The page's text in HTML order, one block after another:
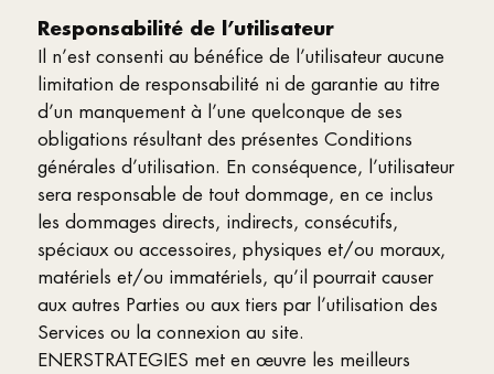
Responsabilité de l’utilisateur
Il n’est consenti au bénéfice de l’utilisateur aucune
limitation de responsabilité ni de garantie au titre
d’un manquement à l’une quelconque de ses
obligations résultant des présentes Conditions
générales d’utilisation. En conséquence, l’utilisateur
sera responsable de tout dommage, en ce inclus
les dommages directs, indirects, consécutifs,
spéciaux ou accessoires, physiques et/ou moraux,
matériels et/ou immatériels, qu’il pourrait causer
aux autres Parties ou aux tiers par l’utilisation des
Services ou la connexion au site.
ENERSTRATEGIES met en œuvre les meilleurs